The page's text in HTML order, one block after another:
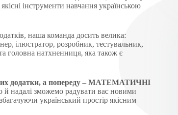
інструменти навчання українською
наша команда досить велика:
ілюстратор, розробник, тестувальник,
головна натхненниця, яка також є
додатки, а попереду – МАТЕМАТИЧНІ
надалі зможемо радувати вас новими
український простір якісним